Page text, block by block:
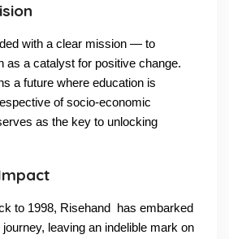
with a clear mission — to
as a catalyst for positive change.
a future where education is
of socio-economic
as the key to unlocking
to 1998, Risehand has embarked
leaving an indelible mark on